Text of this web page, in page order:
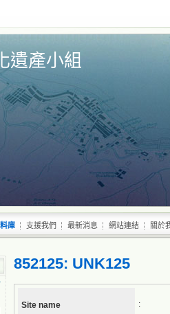
遺產小組
庫 支援我們 最新消息 網站連結 關於
852125: UNK125
Site name
: